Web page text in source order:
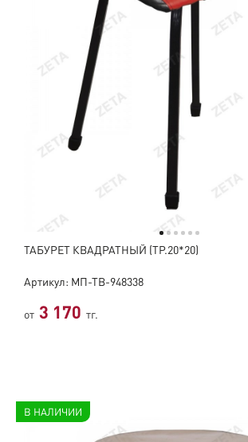
ТАБУРЕТ КВАДРАТНЫЙ (ТР.20*20)
Артикул: МП-ТВ-948338
от 3 170 тг.
В НАЛИЧИИ